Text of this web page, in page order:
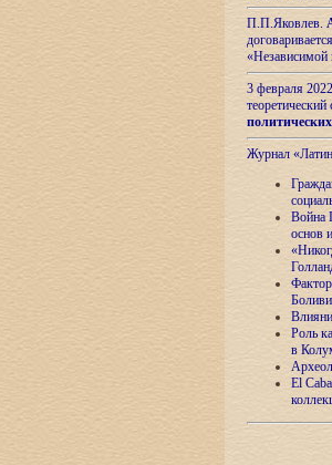
П.П.Яковлев.
«Независимой
3 февраля
теоретический
Журнал
Война
основ
Роль
в
El